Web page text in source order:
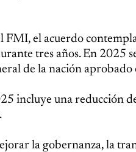
FMI, el acuerdo
tres años. En 2025
de la nación
incluye una reducción
la gobernanza, la